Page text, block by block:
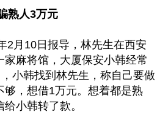
熟人3万元
2月10日报导，林先生在西安
家麻将馆，大厦保安小韩经常
小韩找到林先生，称自己要做
够，想借1万元。想着都是熟
小韩转了款。